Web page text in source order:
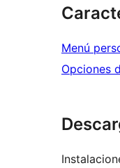
Menú
Opciones